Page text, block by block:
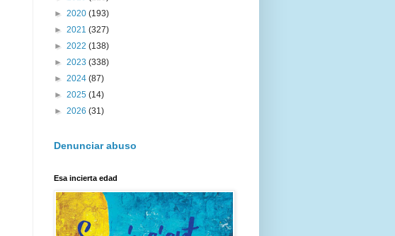
► 2020 (193)
► 2021 (327)
► 2022 (138)
► 2023 (338)
► 2024 (87)
► 2025 (14)
► 2026 (31)
Denunciar abuso
Esa incierta edad